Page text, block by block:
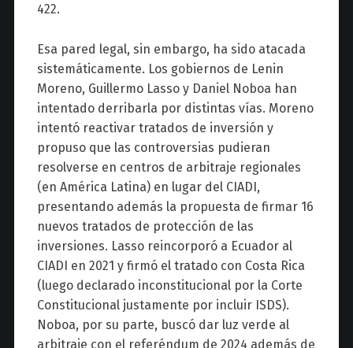
422.
Esa pared legal, sin embargo, ha sido atacada
sistemáticamente. Los gobiernos de Lenin
Moreno, Guillermo Lasso y Daniel Noboa han
intentado derribarla por distintas vías. Moreno
intentó reactivar tratados de inversión y
propuso que las controversias pudieran
resolverse en centros de arbitraje regionales
(en América Latina) en lugar del CIADI,
presentando además la propuesta de firmar 16
nuevos tratados de protección de las
inversiones. Lasso reincorporó a Ecuador al
CIADI en 2021 y firmó el tratado con Costa Rica
(luego declarado inconstitucional por la Corte
Constitucional justamente por incluir ISDS).
Noboa, por su parte, buscó dar luz verde al
arbitraje con el referéndum de 2024 además de